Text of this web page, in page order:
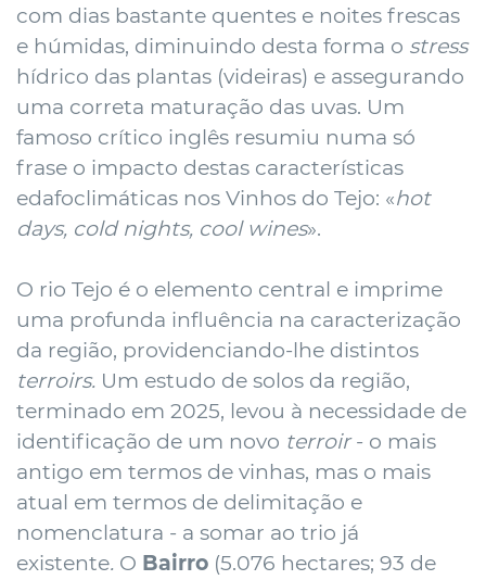
com dias bastante quentes e noites frescas
e húmidas, diminuindo desta forma o stress
hídrico das plantas (videiras) e assegurando
uma correta maturação das uvas. Um
famoso crítico inglês resumiu numa só
frase o impacto destas características
edafoclimáticas nos Vinhos do Tejo: «hot
days, cold nights, cool wines».
O rio Tejo é o elemento central e imprime
uma profunda influência na caracterização
da região, providenciando-lhe distintos
terroirs. Um estudo de solos da região,
terminado em 2025, levou à necessidade de
identificação de um novo terroir- o mais
antigo em termos de vinhas, mas o mais
atual em termos de delimitação e
nomenclatura - a somar ao trio já
existente. O Bairro (5.076 hectares; 93 de